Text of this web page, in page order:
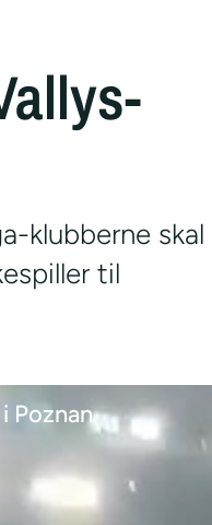
klubberne skal
til
Poznan